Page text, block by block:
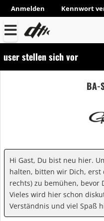
Anmelden Kennwort
user stellen sich vor
BA-
Hi Gast, Du bist neu hier.
halten, bitten wir Dich, erst
rechts) zu bemühen, bevor
Vieles wird hier schon
Verständnis und viel Spaß